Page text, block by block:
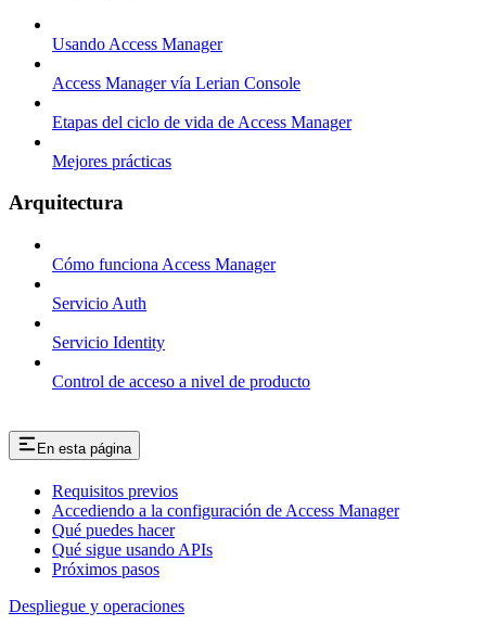
Usando Access Manager
Access Manager vía Lerian Console
Etapas del ciclo de vida de Access Manager
Mejores prácticas
Arquitectura
Cómo funciona Access Manager
Servicio Auth
Servicio Identity
Control de acceso a nivel de producto
En esta página
Requisitos previos
Accediendo a la configuración de Access Manager
Qué puedes hacer
Qué sigue usando APIs
Próximos pasos
Despliegue y operaciones